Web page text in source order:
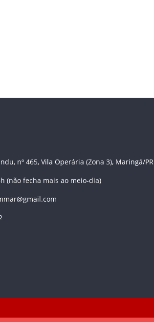
nº 465, Vila Operária (Zona 3), Maringá/PR
(não fecha mais ao meio-dia)